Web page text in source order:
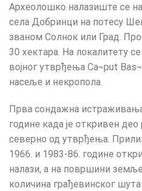
Археолошко налазиште се
села Добринци на потесу
званом Солнок или Град.
30 хектара. На локалитету
војног утврђења Ca¬put
насеље и некропола.
Прва сондажна
године када је откривен
северно од утврђења.
1966. и 1983-86. године
налази, а на површини
количина грађевинског